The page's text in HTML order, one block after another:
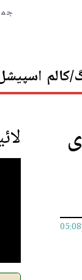
جمعہ 07
کالم